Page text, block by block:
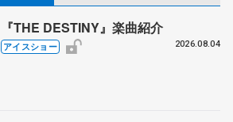
『THE DESTINY』楽曲紹介
アイスショー 2026.08.04